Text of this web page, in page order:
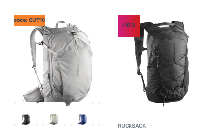
code: OUT10
RUCKSACK
-10%